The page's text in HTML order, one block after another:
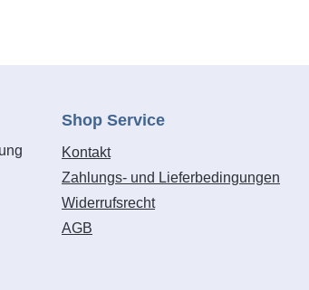
Shop Service
Kontakt
Zahlungs- und Lieferbedingungen
Widerrufsrecht
AGB